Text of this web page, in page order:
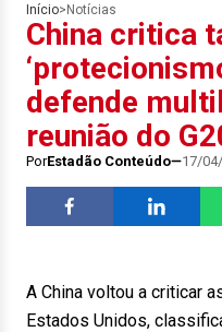
Início> Notícias
China critica
defende
reunião do
PorEstadão Conteúdo 17/
A China voltou a criticar
Estados Unidos,